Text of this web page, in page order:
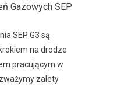
Gazowych SEP
SEP G3 są
na drodze
pracującym w
zalety